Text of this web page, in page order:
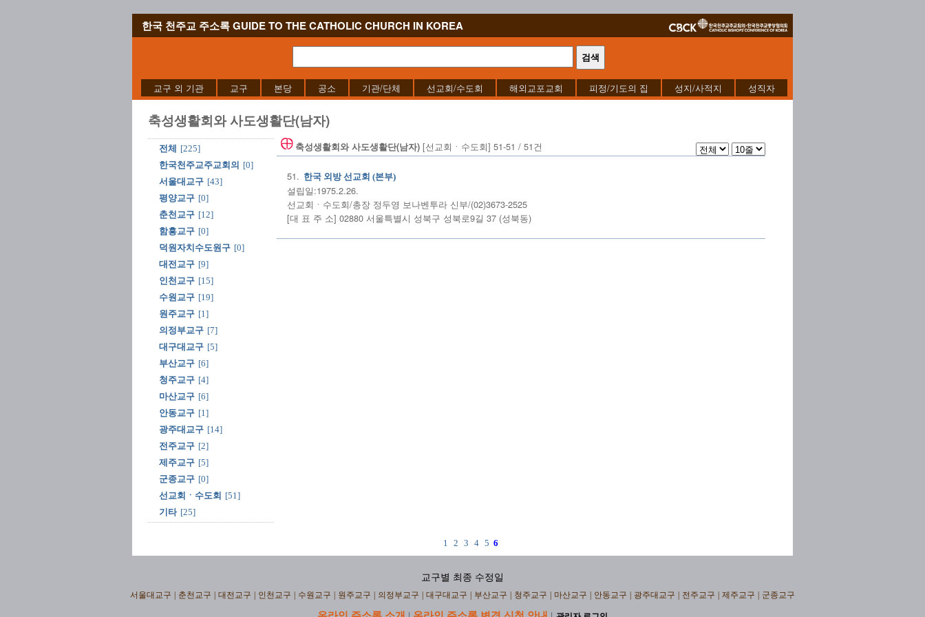
한국 천주교 주소록 GUIDE TO THE CATHOLIC CHURCH IN KOREA
교구 외 기관 교구 본당 공소 기관/단체 선교회/수도회 해외교포교회 피정/기도의 집 성지/사적지 성직자
축성생활회와 사도생활단(남자)
전체
[225]
한국천주교주교회의 [0]
서울대교구 [43]
평양교구 [0]
춘천교구 [12]
함흥교구 [0]
덕원자치수도원구 [0]
대전교구 [9]
인천교구 [15]
수원교구 [19]
원주교구 [1]
의정부교구 [7]
대구대교구 [5]
부산교구 [6]
청주교구 [4]
마산교구 [6]
안동교구 [1]
광주대교구 [14]
전주교구 [2]
제주교구 [5]
군종교구 [0]
선교회ㆍ수도회 [51]
기타 [25]
축성생활회와 사도생활단(남자) [선교회ㆍ수도회] 51-51 / 51건
51. 한국 외방 선교회 (본부)
설립일:1975.2.26.
선교회ㆍ수도회/총장 정두영 보나벤투라 신부/(02)3673-2525
[대 표 주 소] 02880 서울특별시 성북구 성북로9길 37 (성북동)
1 2 3 4 5 6
교구별 최종 수정일
서울대교구 춘천교구 대전교구 인천교구 수원교구 원주교구 의정부교구 대구대교구 부산교구 청주교구 마산교구 안동교구 광주대교구 전주교구 제주교구 군종교구